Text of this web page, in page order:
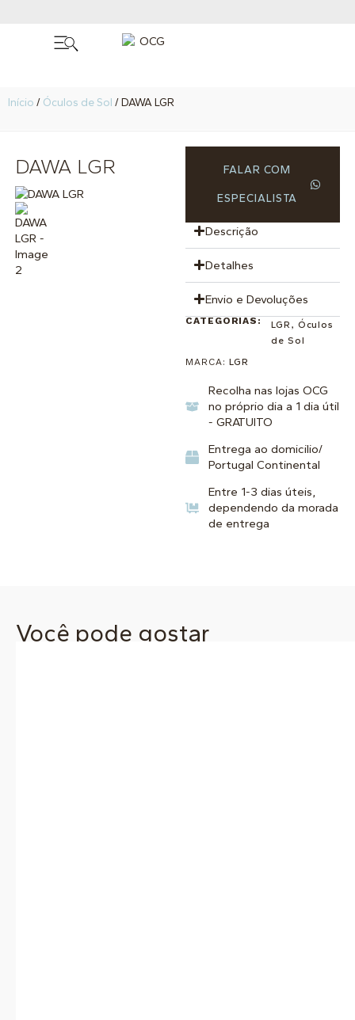
Início / Óculos de Sol / DAWA LGR
DAWA LGR FALAR COM
ESPECIALISTA
Descrição
Detalhes
Envio e Devoluções
CATEGORIAS: LGR , Óculos
de Sol
MARCA:LGR
Recolha nas lojas OCG
no próprio dia a 1 dia útil
- GRATUITO
Entrega ao domicilio/
Portugal Continental
Entre 1-3 dias úteis,
dependendo da morada
de entrega
Você pode gostar